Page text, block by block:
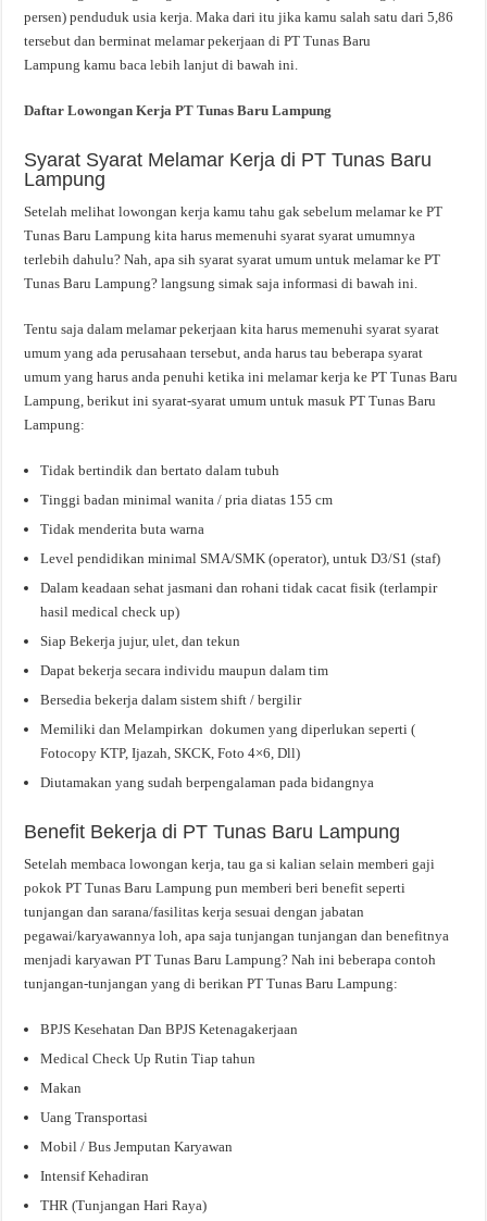
persen) penduduk usia kerja. Maka dari itu jika kamu salah satu dari 5,86
tersebut dan berminat melamar pekerjaan di PT Tunas Baru
Lampung kamu baca lebih lanjut di bawah ini.
Daftar Lowongan Kerja PT Tunas Baru Lampung
Syarat Syarat Melamar Kerja di PT Tunas Baru
Lampung
Setelah melihat lowongan kerja kamu tahu gak sebelum melamar ke PT
Tunas Baru Lampung kita harus memenuhi syarat syarat umumnya
terlebih dahulu? Nah, apa sih syarat syarat umum untuk melamar ke PT
Tunas Baru Lampung? langsung simak saja informasi di bawah ini.
Tentu saja dalam melamar pekerjaan kita harus memenuhi syarat syarat
umum yang ada perusahaan tersebut, anda harus tau beberapa syarat
umum yang harus anda penuhi ketika ini melamar kerja ke PT Tunas Baru
Lampung, berikut ini syarat-syarat umum untuk masuk PT Tunas Baru
Lampung:
Tidak bertindik dan bertato dalam tubuh
Tinggi badan minimal wanita / pria diatas 155 cm
Tidak menderita buta warna
Level pendidikan minimal SMA/SMK (operator), untuk D3/S1 (staf)
Dalam keadaan sehat jasmani dan rohani tidak cacat fisik (terlampir
hasil medical check up)
Siap Bekerja jujur, ulet, dan tekun
Dapat bekerja secara individu maupun dalam tim
Bersedia bekerja dalam sistem shift / bergilir
Memiliki dan Melampirkan dokumen yang diperlukan seperti (
Fotocopy KTP, Ijazah, SKCK, Foto 4×6, Dll)
Diutamakan yang sudah berpengalaman pada bidangnya
Benefit Bekerja di PT Tunas Baru Lampung
Setelah membaca lowongan kerja, tau ga si kalian selain memberi gaji
pokok PT Tunas Baru Lampung pun memberi beri benefit seperti
tunjangan dan sarana/fasilitas kerja sesuai dengan jabatan
pegawai/karyawannya loh, apa saja tunjangan tunjangan dan benefitnya
menjadi karyawan PT Tunas Baru Lampung? Nah ini beberapa contoh
tunjangan-tunjangan yang di berikan PT Tunas Baru Lampung:
BPJS Kesehatan Dan BPJS Ketenagakerjaan
Medical Check Up Rutin Tiap tahun
Makan
Uang Transportasi
Mobil / Bus Jemputan Karyawan
Intensif Kehadiran
THR (Tunjangan Hari Raya)